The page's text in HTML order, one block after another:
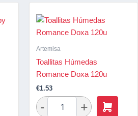
Artemisa
Toallitas Húmedas
Romance Doxa 120u
€1.53